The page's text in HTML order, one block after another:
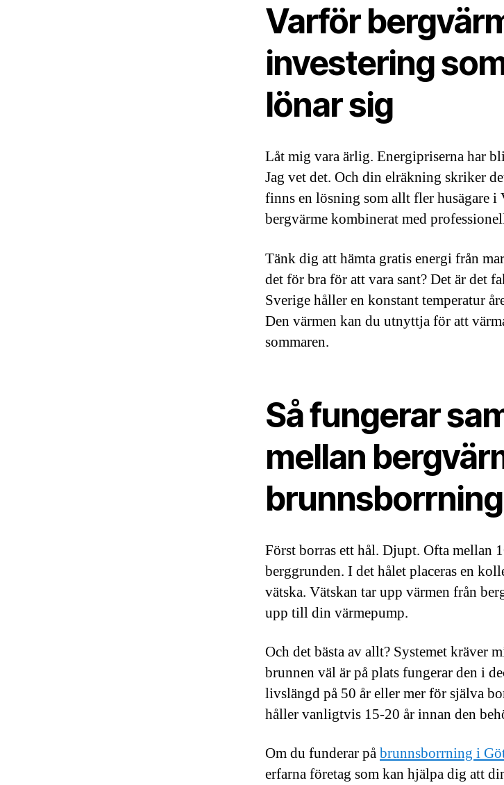
Varför
investering
lönar sig
Låt mig vara ärlig. Energipriserna har
Jag vet det. Och din elräkning skriker
finns en lösning som allt fler husägare i
bergvärme kombinerat med
Tänk dig att hämta gratis energi från
det för bra för att vara sant? Det är det
Sverige håller en konstant temperatur
Den värmen kan du utnyttja för att
sommaren.
Så fungerar
mellan
brunnsborrning
Först borras ett hål. Djupt. Ofta mellan
berggrunden. I det hålet placeras en
vätska. Vätskan tar upp värmen från
upp till din värmepump.
Och det bästa av allt? Systemet kräver
brunnen väl är på plats fungerar den i
livslängd på 50 år eller mer för själva
håller vanligtvis 15-20 år innan den
Om du funderar påbrunnsborrning i
erfarna företag som kan hjälpa dig att